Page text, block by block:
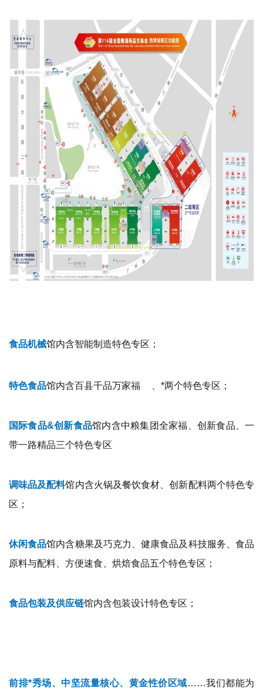
食品机械馆内含智能制造特色专区；
特色食品馆内含百县千品万家福 、*两个特色专区；
国际食品&创新食品馆内含中粮集团全家福、创新食品、一
带一路精品三个特色专区
调味品及配料馆内含火锅及餐饮食材、创新配料两个特色专
区；
休闲食品馆内含糖果及巧克力、健康食品及科技服务、食品
原料与配料、方便速食、烘焙食品五个特色专区；
食品包装及供应链馆内含包装设计特色专区；
前排*秀场、中坚流量核心、黄金性价区域……我们都能为